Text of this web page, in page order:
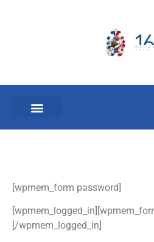
[wpmem_form password]
[/wpmem_logged_in]